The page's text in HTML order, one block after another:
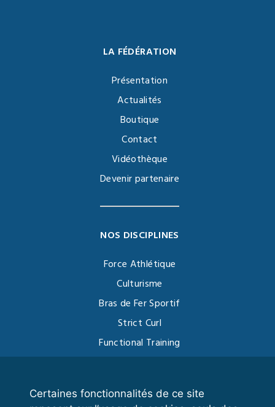
Certaines fonctionnalités de ce site
LA FÉDÉRATION
Présentation
Actualités
Boutique
Contact
Vidéothèque
Devenir partenaire
NOS DISCIPLINES
Force Athlétique
Culturisme
Bras de Fer Sportif
Strict Curl
Functional Training